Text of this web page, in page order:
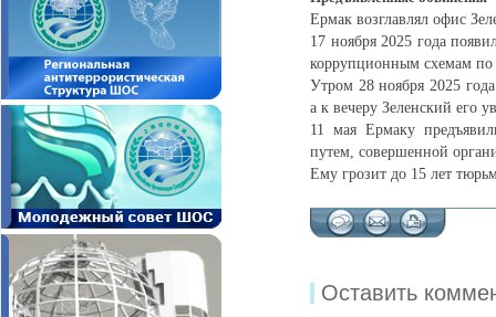
Ермак возглавлял офис
17 ноября 2025 года
коррупционным схемам по
Утром 28 ноября 2025
а к вечеру Зеленский его
11 мая Ермаку
путем, совершенной
Ему грозит до 15 лет
Оставить